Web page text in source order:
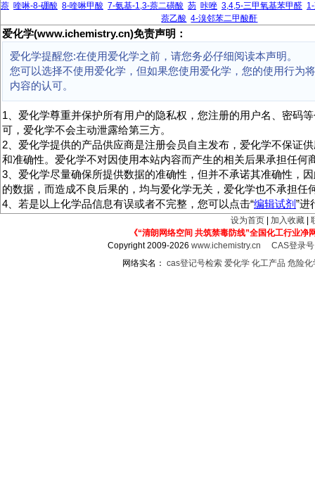
萘 喹啉-8-硼酸 8-喹啉甲酸 7-氨基-1,3-萘二磺酸 芴 咔唑 3,4,5-三甲氧基苯甲醛
萘乙酸 4-溴邻苯二甲酸酐
爱化学(www.ichemistry.cn)免责声明：
爱化学提醒您:在使用爱化学之前，请您务必仔细阅读本声明。
您可以选择不使用爱化学，但如果您使用爱化学，您的使用行为
内容的认可。
1、爱化学尊重并保护所有用户的隐私权，您注册的用户名、密码
可，爱化学不会主动泄露给第三方。
2、爱化学提供的产品供应商是注册会员自主发布，爱化学不保证
和准确性。爱化学不对因使用本站内容而产生的相关后果承担任何
3、爱化学尽量确保所提供数据的准确性，但并不承诺其准确性，
的数据，而造成不良后果的，均与爱化学无关，爱化学也不承担任
4、若是以上化学品信息有误或者不完整，您可以点击“编辑试剂”进
设为首页 加入收藏
《“清朗网络空间 共筑禁毒防线”全国化工行业净
Copyright 2009-2026www.ichemistry.cn
CAS登录
网络实名： cas登记号检索 爱化学 化工产品 危险化